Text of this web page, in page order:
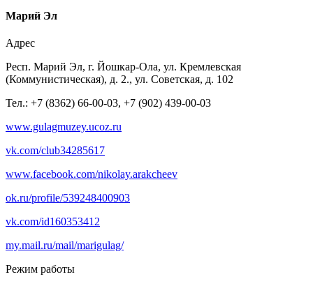
Марий Эл
Адрес
Респ. Марий Эл, г. Йошкар-Ола, ул. Кремлевская
(Коммунистическая), д. 2., ул. Советская, д. 102
Тел.: +7 (8362) 66-00-03, +7 (902) 439-00-03
www.gulagmuzey.ucoz.ru
vk.com/club34285617
www.facebook.com/nikolay.arakcheev
ok.ru/profile/539248400903
vk.com/id160353412
my.mail.ru/mail/marigulag/
Режим работы